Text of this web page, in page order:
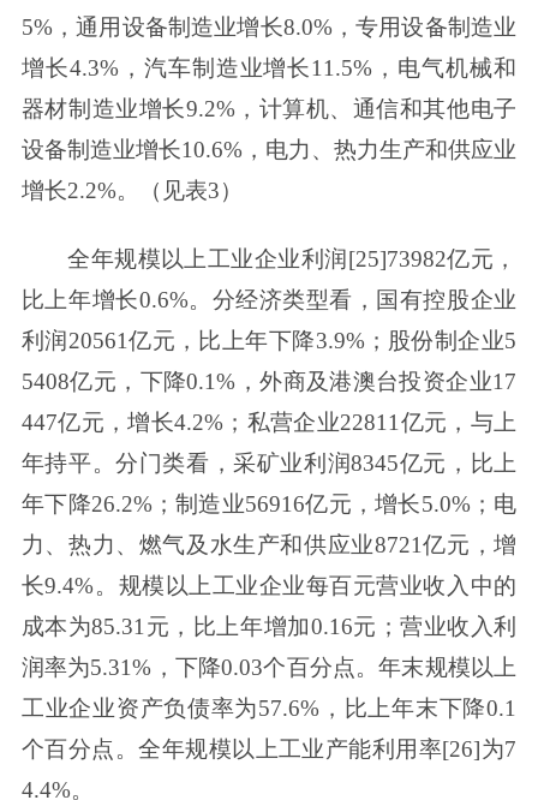
5%，通用设备制造业增长8.0%，专用设备制造业
增长4.3%，汽车制造业增长11.5%，电气机械和
器材制造业增长9.2%，计算机、通信和其他电子
设备制造业增长10.6%，电力、热力生产和供应业
增长2.2%。（见表3）
全年规模以上工业企业利润[25]73982亿元，
比上年增长0.6%。分经济类型看，国有控股企业
利润20561亿元，比上年下降3.9%；股份制企业5
5408亿元，下降0.1%，外商及港澳台投资企业17
447亿元，增长4.2%；私营企业22811亿元，与上
年持平。分门类看，采矿业利润8345亿元，比上
年下降26.2%；制造业56916亿元，增长5.0%；电
力、热力、燃气及水生产和供应业8721亿元，增
长9.4%。规模以上工业企业每百元营业收入中的
成本为85.31元，比上年增加0.16元；营业收入利
润率为5.31%，下降0.03个百分点。年末规模以上
工业企业资产负债率为57.6%，比上年末下降0.1
个百分点。全年规模以上工业产能利用率[26]为7
4.4%。